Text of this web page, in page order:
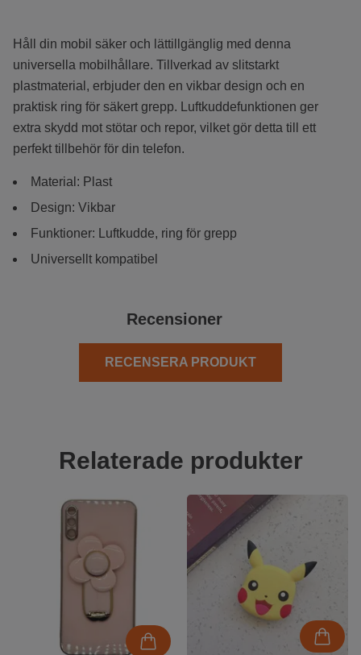
Håll din mobil säker och lättillgänglig med denna
universella mobilhållare. Tillverkad av slitstarkt
plastmaterial, erbjuder den en vikbar design och en
praktisk ring för säkert grepp. Luftkuddefunktionen ger
extra skydd mot stötar och repor, vilket gör detta till ett
perfekt tillbehör för din telefon.
Material: Plast
Design: Vikbar
Funktioner: Luftkudde, ring för grepp
Universellt kompatibel
Recensioner
RECENSERA PRODUKT
Relaterade produkter